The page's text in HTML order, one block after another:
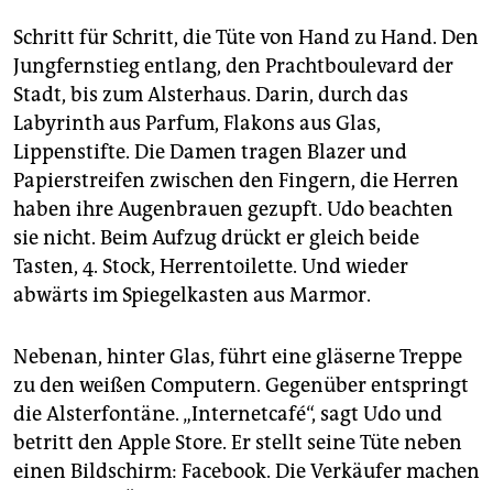
Schritt für Schritt, die Tüte von Hand zu Hand. Den
Jungfernstieg entlang, den Prachtboulevard der
Stadt, bis zum Alsterhaus. Darin, durch das
Labyrinth aus Parfum, Flakons aus Glas,
Lippenstifte. Die Damen tragen Blazer und
Papierstreifen zwischen den Fingern, die Herren
haben ihre Augenbrauen gezupft. Udo beachten
sie nicht. Beim Aufzug drückt er gleich beide
Tasten, 4. Stock, Herrentoilette. Und wieder
abwärts im Spiegelkasten aus Marmor.
Nebenan, hinter Glas, führt eine gläserne Treppe
zu den weißen Computern. Gegenüber entspringt
die Alsterfontäne. „Internetcafé“, sagt Udo und
betritt den Apple Store. Er stellt seine Tüte neben
einen Bildschirm: Facebook. Die Verkäufer machen